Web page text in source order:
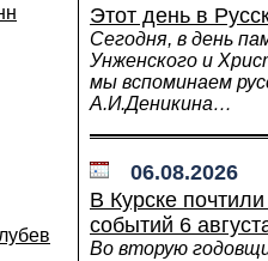
Этот день в
Сегодня, в день
Унженского и
мы вспоминаем
А.И.Деникина…
06.08.2026
В Курске
событий 6
Во вторую